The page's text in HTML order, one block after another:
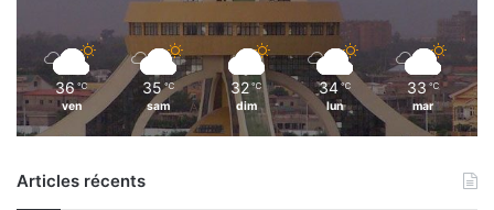
36 ℃
ven
35 ℃
sam
32 ℃
dim
34 ℃
lun
33 ℃
mar
Articles récents